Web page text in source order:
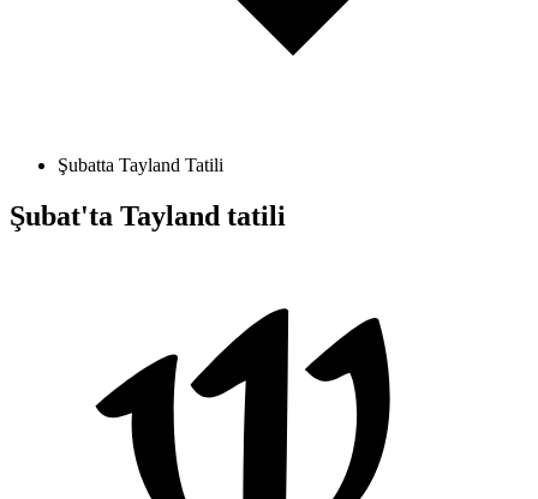
Şubatta Tayland Tatili
Şubat'ta Tayland tatili